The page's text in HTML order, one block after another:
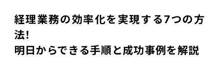
経理業務の効率化を実現する7つの方
法！
明日からできる手順と成功事例を解説